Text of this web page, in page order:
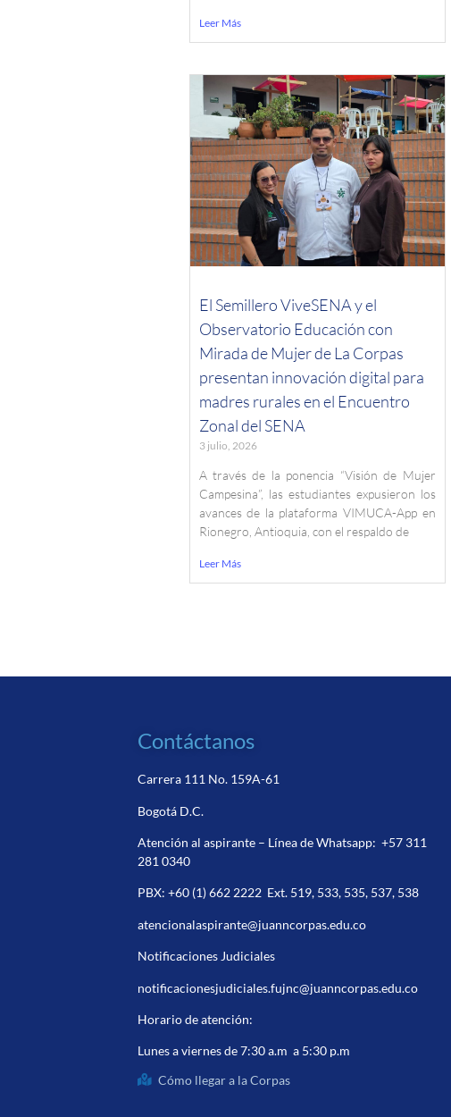
Leer Más
El Semillero ViveSENA y el
Observatorio Educación con
Mirada de Mujer de La Corpas
presentan innovación digital para
madres rurales en el Encuentro
Zonal del SENA
3 julio, 2026
A través de la ponencia “Visión de Mujer
Campesina”, las estudiantes expusieron los
avances de la plataforma VIMUCA-App en
Rionegro, Antioquia, con el respaldo de
Leer Más
Contáctanos
Carrera 111 No. 159A-61
Bogotá D.C.
Atención al aspirante – Línea de Whatsapp:+57 311
281 0340
PBX:+60 (1) 662 2222 Ext. 519, 533, 535, 537, 538
atencionalaspirante@juanncorpas.edu.co
Notificaciones Judiciales
notificacionesjudiciales.fujnc@juanncorpas.edu.co
Horario de atención:
Lunes a viernes de 7:30 a.m a 5:30 p.m
Cómo llegar a la Corpas